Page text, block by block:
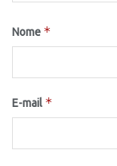
Nome *
E-mail *